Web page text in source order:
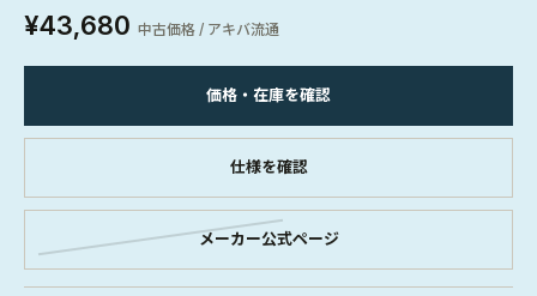
¥43,680 中古価格 / アキバ流通
価格・在庫を確認
仕様を確認
メーカー公式ページ